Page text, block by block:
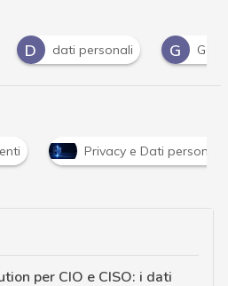
G Gdpr P
Privacy e Dati personali
per CIO e CISO: i dati